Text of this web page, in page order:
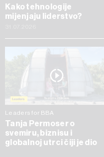
Kako tehnologije
mijenjaju liderstvo?
Leaders for BBA
Tanja Permoser o
svemiru, biznisu i
globalnoj utrci čiji je dio